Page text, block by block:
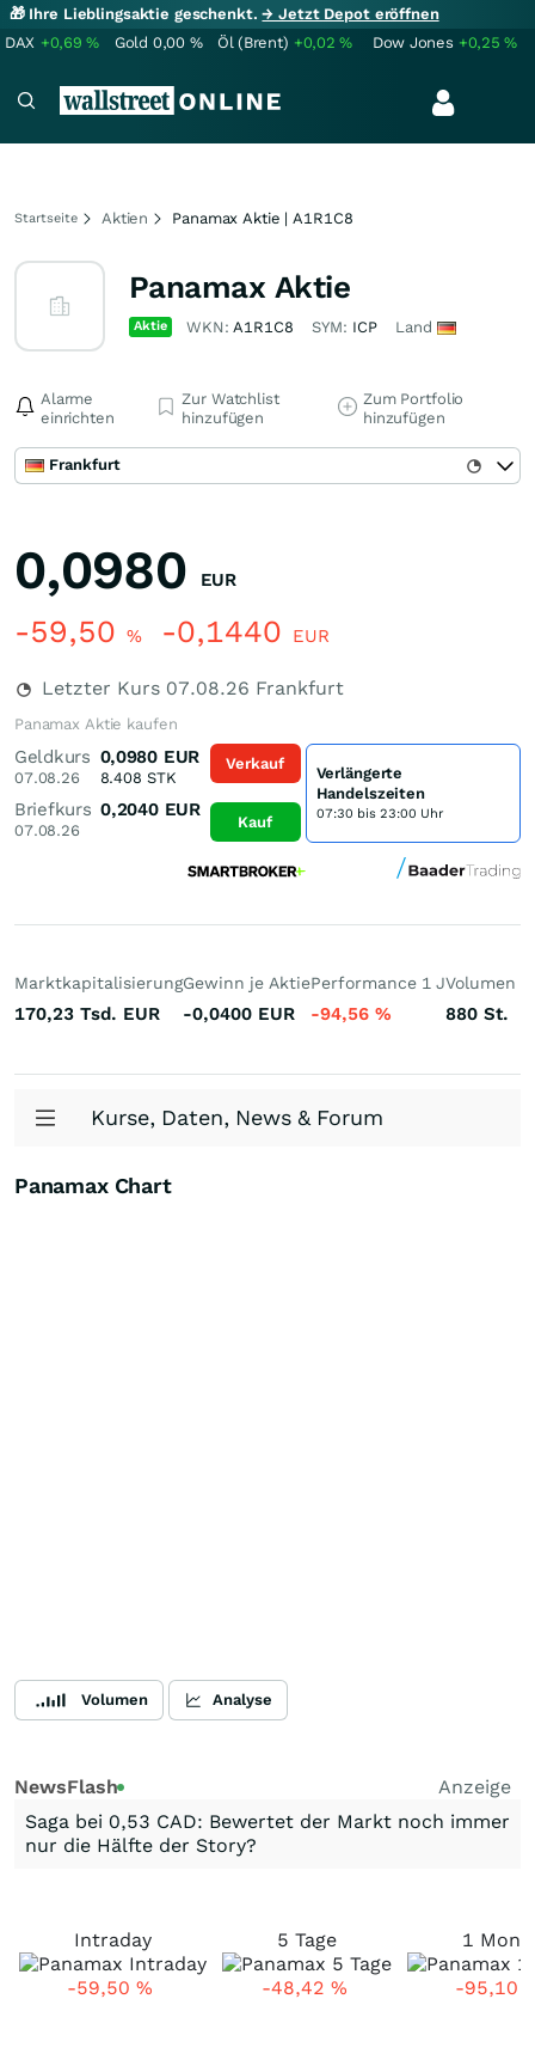
🎁 Ihre Lieblingsaktie geschenkt.→ Jetzt Depot eröffnen
DAX +0,69% Gold 0,00 % Öl (Brent) +0,02% Dow Jones +0,25%
Startseite Aktien Panamax Aktie | A1R1C8
Panamax Aktie
Aktie WKN:A1R1C8 SYM: ICP Land
Alarme
einrichten
Zur Watchlist
hinzufügen
Zum Portfolio
hinzufügen
Frankfurt
0,0980 EUR
-59,50 % -0,1440 EUR
Letzter Kurs 07.08.26 Frankfurt
Panamax Aktie kaufen
Geldkurs
07.08.26
0,0980 EUR
8.408 STK
Briefkurs
07.08.26
0,2040 EUR
Verkauf
Kauf
Verlängerte
Handelszeiten
07:30 bis 23:00 Uhr
Marktkapitalisierung
170,23 Tsd. EUR
Gewinn je Aktie
-0,0400 EUR
Performance 1 J
-94,56 %
Volumen
880 St.
Kurse, Daten, News & Forum
Panamax Chart
Volumen Analyse
NewsFlash
Anzeige
Saga bei 0,53 CAD: Bewertet der Markt noch immer
nur die Hälfte der Story?
Intraday
-59,50 %
5 Tage
-48,42 %
1
-95,10